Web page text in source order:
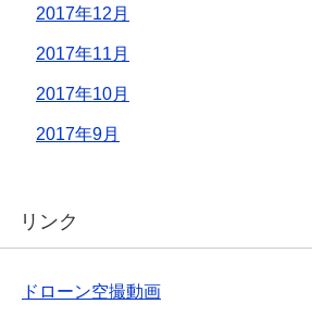
2017年12月
2017年11月
2017年10月
2017年9月
リンク
ドローン空撮動画